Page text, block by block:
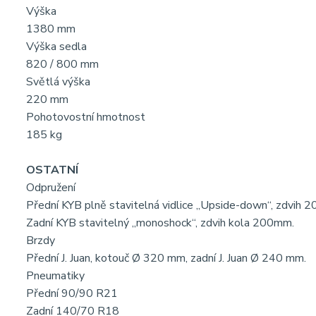
Výška
1380 mm
Výška sedla
820 / 800 mm
Světlá výška
220 mm
Pohotovostní hmotnost
185 kg
OSTATNÍ
Odpružení
Přední KYB plně stavitelná vidlice „Upside-down“, zdvih
Zadní KYB stavitelný „monoshock“, zdvih kola 200mm.
Brzdy
Přední J. Juan, kotouč Ø 320 mm, zadní J. Juan Ø 240 mm.
Pneumatiky
Přední 90/90 R21
Zadní 140/70 R18